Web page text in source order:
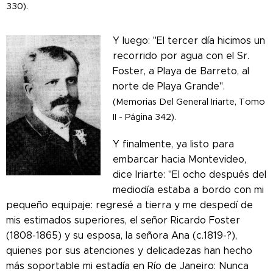
330).
Y luego: "El tercer día hicimos un
recorrido por agua con el Sr.
Foster, a Playa de Barreto, al
norte de Playa Grande".
(Memorias Del General Iriarte, Tomo
II - Página 342).
Y finalmente, ya listo para
embarcar hacia Montevideo,
dice Iriarte: "El ocho después del
mediodía estaba a bordo con mi
pequeño equipaje: regresé a tierra y me despedí de
mis estimados superiores, el señor Ricardo Foster
(1808-1865) y su esposa, la señora Ana (c.1819-?),
quienes por sus atenciones y delicadezas han hecho
más soportable mi estadía en Río de Janeiro: Nunca